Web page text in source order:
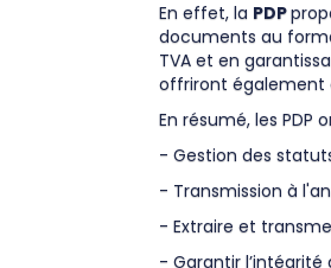
En effet, la PDP
documents au
TVA et en
offriront également
En résumé, les
- Gestion des
- Transmission à
- Extraire et
- Garantir